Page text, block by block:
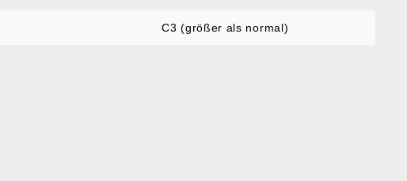
C3 (größer als normal)